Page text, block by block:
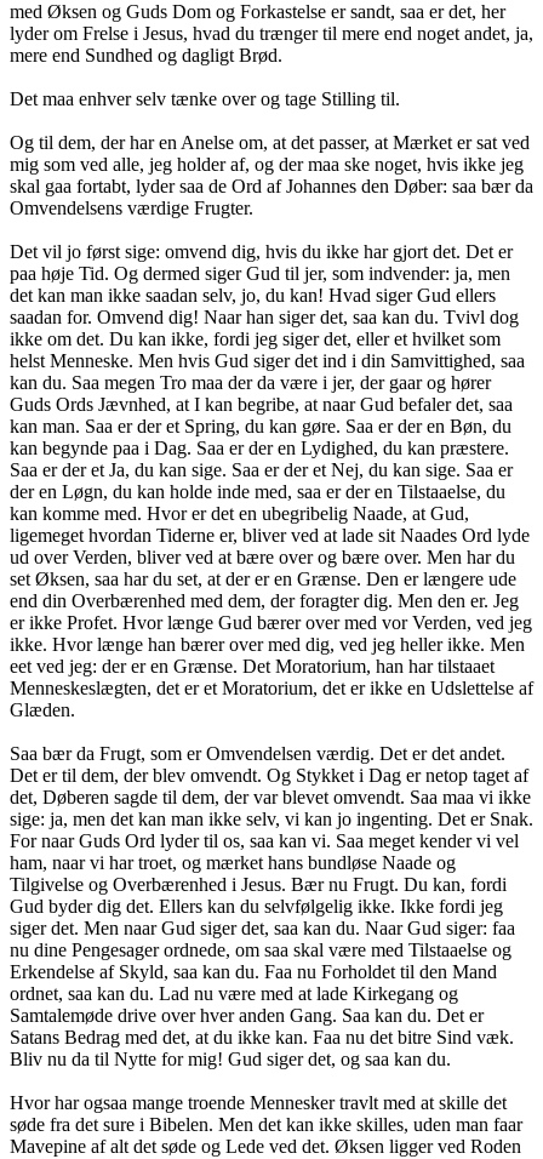
med Øksen og Guds Dom og Forkastelse er sandt, saa er det, her
lyder om Frelse i Jesus, hvad du trænger til mere end noget andet, ja,
mere end Sundhed og dagligt Brød.
Det maa enhver selv tænke over og tage Stilling til.
Og til dem, der har en Anelse om, at det passer, at Mærket er sat ved
mig som ved alle, jeg holder af, og der maa ske noget, hvis ikke jeg
skal gaa fortabt, lyder saa de Ord af Johannes den Døber: saa bær da
Omvendelsens værdige Frugter.
Det vil jo først sige: omvend dig, hvis du ikke har gjort det. Det er
paa høje Tid. Og dermed siger Gud til jer, som indvender: ja, men
det kan man ikke saadan selv, jo, du kan! Hvad siger Gud ellers
saadan for. Omvend dig! Naar han siger det, saa kan du. Tvivl dog
ikke om det. Du kan ikke, fordi jeg siger det, eller et hvilket som
helst Menneske. Men hvis Gud siger det ind i din Samvittighed, saa
kan du. Saa megen Tro maa der da være i jer, der gaar og hører
Guds Ords Jævnhed, at I kan begribe, at naar Gud befaler det, saa
kan man. Saa er der et Spring, du kan gøre. Saa er der en Bøn, du
kan begynde paa i Dag. Saa er der en Lydighed, du kan præstere.
Saa er der et Ja, du kan sige. Saa er der et Nej, du kan sige. Saa er
der en Løgn, du kan holde inde med, saa er der en Tilstaaelse, du
kan komme med. Hvor er det en ubegribelig Naade, at Gud,
ligemeget hvordan Tiderne er, bliver ved at lade sit Naades Ord lyde
ud over Verden, bliver ved at bære over og bære over. Men har du
set Øksen, saa har du set, at der er en Grænse. Den er længere ude
end din Overbærenhed med dem, der foragter dig. Men den er. Jeg
er ikke Profet. Hvor længe Gud bærer over med vor Verden, ved jeg
ikke. Hvor længe han bærer over med dig, ved jeg heller ikke. Men
eet ved jeg: der er en Grænse. Det Moratorium, han har tilstaaet
Menneskeslægten, det er et Moratorium, det er ikke en Udslettelse af
Glæden.
Saa bær da Frugt, som er Omvendelsen værdig. Det er det andet.
Det er til dem, der blev omvendt. Og Stykket i Dag er netop taget af
det, Døberen sagde til dem, der var blevet omvendt. Saa maa vi ikke
sige: ja, men det kan man ikke selv, vi kan jo ingenting. Det er Snak.
For naar Guds Ord lyder til os, saa kan vi. Saa meget kender vi vel
ham, naar vi har troet, og mærket hans bundløse Naade og
Tilgivelse og Overbærenhed i Jesus. Bær nu Frugt. Du kan, fordi
Gud byder dig det. Ellers kan du selvfølgelig ikke. Ikke fordi jeg
siger det. Men naar Gud siger det, saa kan du. Naar Gud siger: faa
nu dine Pengesager ordnede, om saa skal være med Tilstaaelse og
Erkendelse af Skyld, saa kan du. Faa nu Forholdet til den Mand
ordnet, saa kan du. Lad nu være med at lade Kirkegang og
Samtalemøde drive over hver anden Gang. Saa kan du. Det er
Satans Bedrag med det, at du ikke kan. Faa nu det bitre Sind væk.
Bliv nu da til Nytte for mig! Gud siger det, og saa kan du.
Hvor har ogsaa mange troende Mennesker travlt med at skille det
søde fra det sure i Bibelen. Men det kan ikke skilles, uden man faar
Mavepine af alt det søde og Lede ved det. Øksen ligger ved Roden